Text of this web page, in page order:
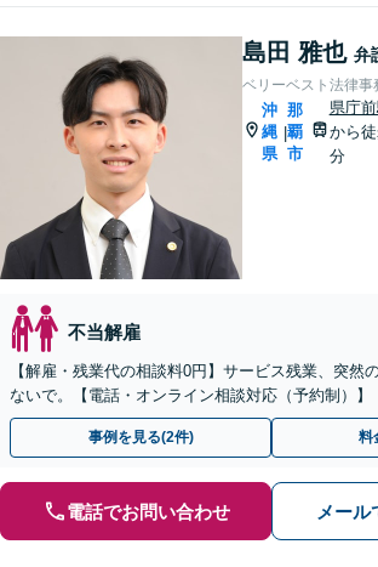
島田 雅也 弁
ベリーベスト法律事
沖
縄
県
|
那
覇
市
県庁
から
分
不当解雇
【解雇・残業代の相談料0円】サービス残業、突然
ないで。【電話・オンライン相談対応（予約制）】
事例を見る(2件) 料
電話でお問い合わせ メール